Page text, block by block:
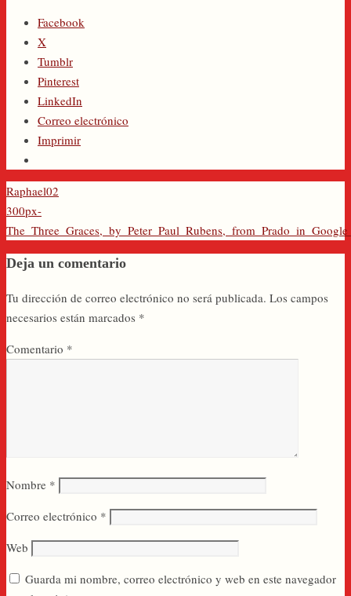
Facebook
X
Tumblr
Pinterest
LinkedIn
Correo electrónico
Imprimir
Raphael02
300px-
Deja un comentario
Tu dirección de correo electrónico no será publicada. Los campos
necesarios están marcados *
Comentario *
Nombre *
Correo electrónico *
Web
Guarda mi nombre, correo electrónico y web en este navegador